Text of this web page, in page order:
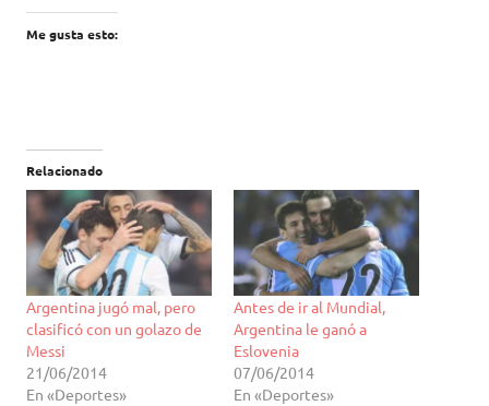
Me gusta esto:
Relacionado
Argentina jugó mal, pero
clasificó con un golazo de
Messi
21/06/2014
En «Deportes»
Antes de ir al Mundial,
Argentina le ganó a
Eslovenia
07/06/2014
En «Deportes»